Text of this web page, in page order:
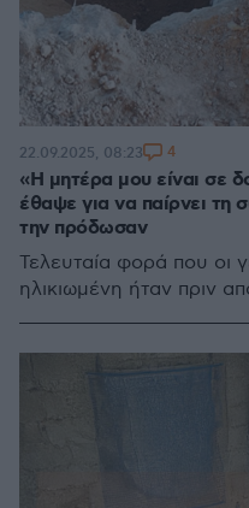
«Η μητέρα μου είναι σε
έθαψε για να παίρνει τη
την πρόδωσαν
Τελευταία φορά που οι
ηλικιωμένη ήταν πριν
22.09.2025, 08:23 4